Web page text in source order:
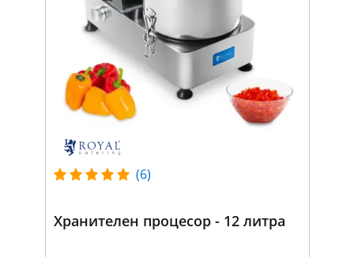
(6)
Хранителен процесор - 12 литра